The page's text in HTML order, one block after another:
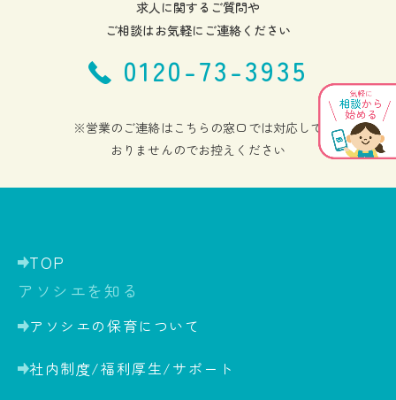
求人に関するご質問や
ご相談はお気軽にご連絡ください
0120-73-3935
※営業のご連絡はこちらの窓口では対応して
おりませんのでお控えください
TOP
アソシエを知る
アソシエの保育について
社内制度/福利厚生/サポート